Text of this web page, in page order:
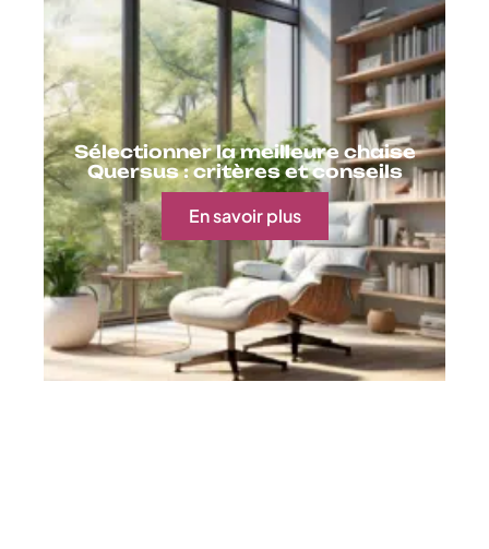
Sélectionner la meilleure chaise
Quersus : critères et conseils
En savoir plus